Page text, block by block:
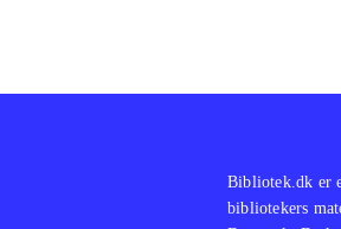
Bibliotek.dk er
bibliotekers